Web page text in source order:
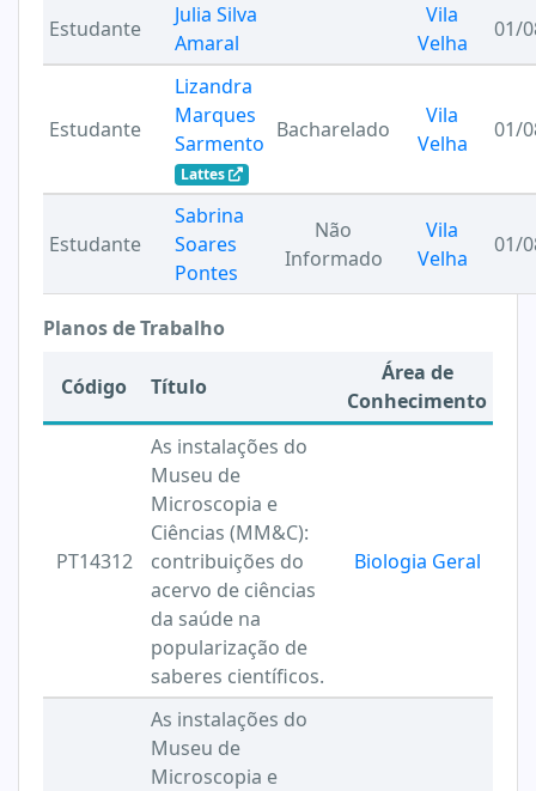
Estudante
Julia Silva
Amaral
Vila
Velha
01/
Estudante
Lizandra
Marques
Sarmento
Lattes
Bacharelado
Vila
Velha
01/
Estudante
Sabrina
Soares
Pontes
Não
Informado
Vila
Velha
01/
Planos de Trabalho
Código Título
Área de
Conhecimento
PT14312
As instalações do
Museu de
Microscopia e
Ciências (MM&C):
contribuições do
acervo de ciências
da saúde na
popularização de
saberes científicos.
Biologia Geral
As instalações do
Museu de
Microscopia e